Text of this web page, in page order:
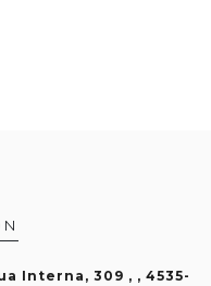
Interna, 309 , , 4535-